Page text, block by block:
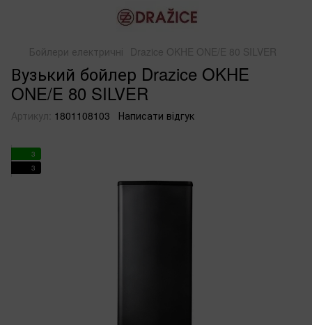
Бойлери електричні Drazice OKHE ONE/E 80 SILVER
Вузький бойлер Drazice OKHE
ONE/E 80 SILVER
Артикул: 1801108103 Написати відгук
3
3